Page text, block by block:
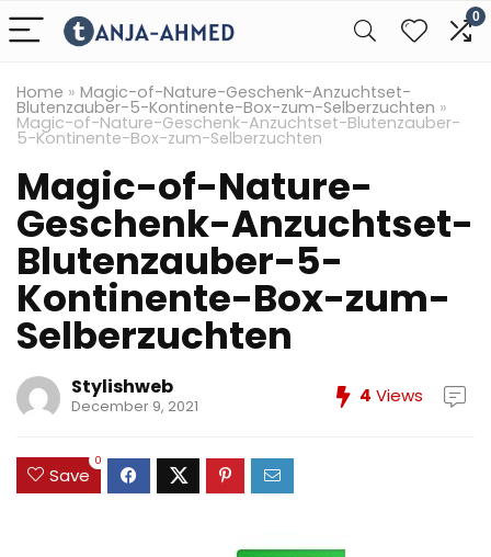
0
Home » Magic-of-Nature-Geschenk-Anzuchtset-
Blutenzauber-5-Kontinente-Box-zum-Selberzuchten »
Magic-of-Nature-Geschenk-Anzuchtset-Blutenzauber-
5-Kontinente-Box-zum-Selberzuchten
Magic-of-Nature-
Geschenk-Anzuchtset-
Blutenzauber-5-
Kontinente-Box-zum-
Selberzuchten
Stylishweb
December 9, 2021 4 Views
Save
0